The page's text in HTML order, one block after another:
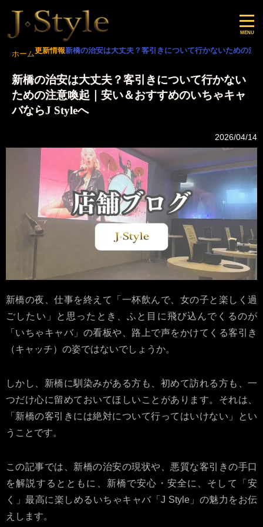
ホーム更新情報新橋の治安は大丈夫？客引きについて行かないための
新橋の治安は大丈夫？客引きについて行かない
ための注意喚起｜安い＆おすすめのいちゃキャ
バならJ Styleへ
2026/04/14
新橋の夜、仕事を終えて「一杯飲んで、女の子と楽しく過
ごしたい」と思ったとき、ふと目に飛び込んでくるのが
「いちゃキャバ」の看板や、路上で声をかけてくる客引き
（キャッチ）の姿ではないでしょうか。
しかし、新橋に馴染みがある方も、初めて訪れる方も、一
つだけ心に留めておいてほしいことがあります。それは、
「新橋の客引きには絶対について行ってはいけない」とい
うことです。
この記事では、新橋の治安の現状や、悪質な客引きの手口
を解説するとともに、新橋で安心・安全に、そして「安
く」最高に楽しめるいちゃキャバ「J Style」の魅力をお伝
えします。